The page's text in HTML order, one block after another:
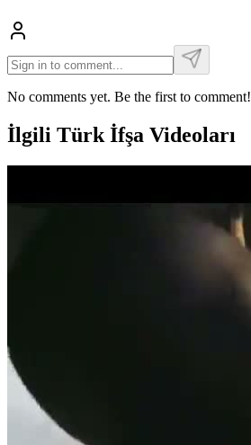
No comments yet. Be the first to comment!
İlgili Türk İfşa Videoları